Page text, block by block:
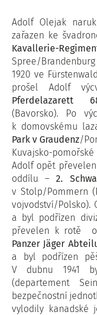
Adolf Olejak
zařazen ke
Kavallerie-
Spree/
1920 ve
prošel Adolf
Pferdelazarett
(Bavorsko). Po
k domovskému
Park v Graudenz/
Kuvajsko-pomořské
Adolf opět
oddílu –2.
v Stolp/Pommern
vojvodství/Polsko).
a byl podřízen
převelen k rotě
Panzer Jäger
a byl podřízen
V dubnu 1941
(departement
bezpečnostní
vylodily kanadské